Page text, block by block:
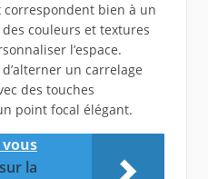
correspondent bien à un
couleurs et textures
l’espace.
un carrelage
des touches
point focal élégant.
la